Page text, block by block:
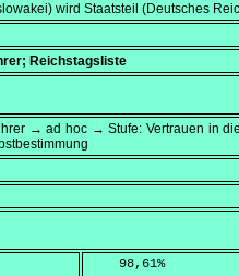
wird Staatsteil (Deutsches
Reichstagsliste
→ ad hoc → Stufe: Vertrauen in
    98,61
%